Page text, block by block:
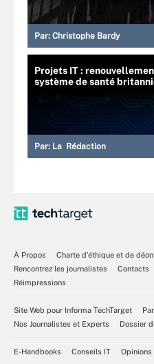
Par: Christophe Bardy
Projets IT :
système de santé
Par: La Rédaction
À Propos
Charte d’éthique et de
Rencontrez les journalistes
Contacts
Réimpressions
Site Web pour Informa TechTarget
Nos Journalistes et Experts
Dossier
E-Handbooks Conseils IT Opinions